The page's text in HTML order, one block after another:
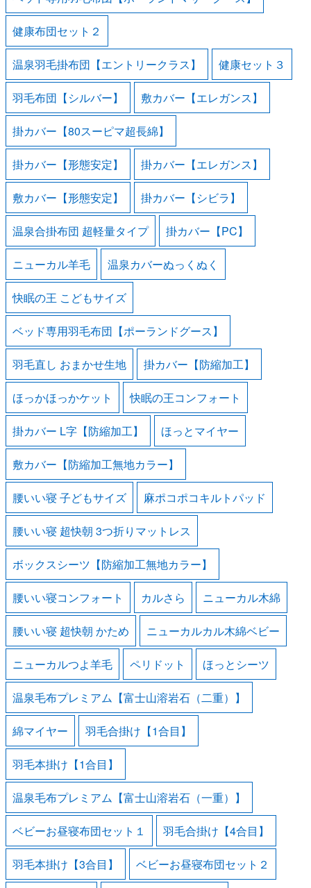
健康布団セット２
温泉羽毛掛布団【エントリークラス】 健康セット３
羽毛布団【シルバー】 敷カバー【エレガンス】
掛カバー【80スーピマ超長綿】
掛カバー【形態安定】 掛カバー【エレガンス】
敷カバー【形態安定】 掛カバー【シビラ】
温泉合掛布団 超軽量タイプ 掛カバー【PC】
ニューカル羊毛 温泉カバーぬっくぬく
快眠の王 こどもサイズ
ベッド専用羽毛布団【ポーランドグース】
羽毛直し おまかせ生地 掛カバー【防縮加工】
ほっかほっかケット 快眠の王コンフォート
掛カバー L字【防縮加工】 ほっとマイヤー
敷カバー【防縮加工無地カラー】
腰いい寝 子どもサイズ 麻ポコポコキルトパッド
腰いい寝 超快朝 3つ折りマットレス
ボックスシーツ【防縮加工無地カラー】
腰いい寝コンフォート カルさら ニューカル木綿
腰いい寝 超快朝 かため ニューカルカル木綿ベビー
ニューカルつよ羊毛 ペリドット ほっとシーツ
温泉毛布プレミアム【富士山溶岩石（二重）】
綿マイヤー 羽毛合掛け【1合目】
羽毛本掛け【1合目】
温泉毛布プレミアム【富士山溶岩石（一重）】
ベビーお昼寝布団セット１ 羽毛合掛け【4合目】
羽毛本掛け【3合目】 ベビーお昼寝布団セット２